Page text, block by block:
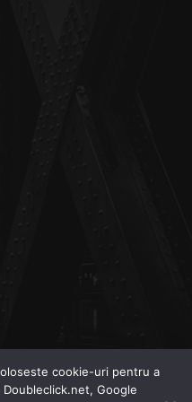
cookie-uri pentru a
Google